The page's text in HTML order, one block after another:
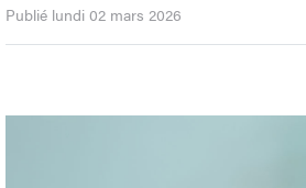
Publié lundi 02 mars 2026